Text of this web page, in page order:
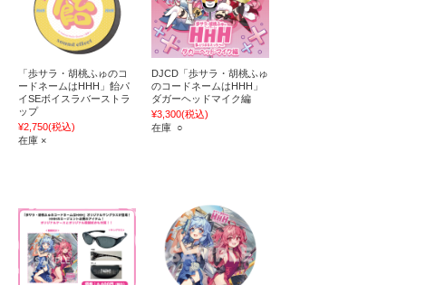
「歩サラ・胡桃ふゅのコ
ードネームはHHH」飴パ
イSEボイスラバーストラ
ップ
¥2,750(税込)
在庫 ×
DJCD「歩サラ・胡桃ふゅ
のコードネームはHHH」
ダガーヘッドマイク編
¥3,300(税込)
在庫 ○